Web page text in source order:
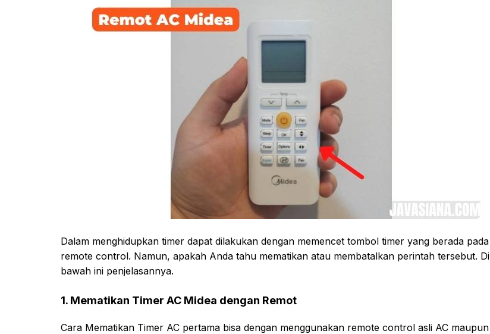
Dalam menghidupkan timer dapat dilakukan dengan memencet tombol timer yang berada pada
remote control. Namun, apakah Anda tahu mematikan atau membatalkan perintah tersebut. Di
bawah ini penjelasannya.
1. Mematikan Timer AC Midea dengan Remot
Cara Mematikan Timer AC pertama bisa dengan menggunakan remote control asli AC maupun